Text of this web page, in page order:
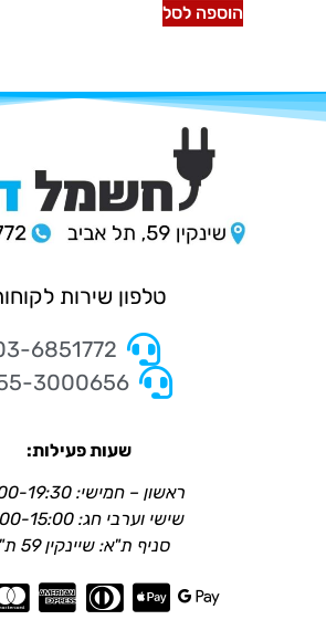
הוספה לסל
טלפון שירות
6851772
3000656
שעות פעילות:
ראשון – חמישי: 09:00-19:30
שישי וערבי חג: 09:00-15:00
סניף ת"א: שיינקין 59 ת"א